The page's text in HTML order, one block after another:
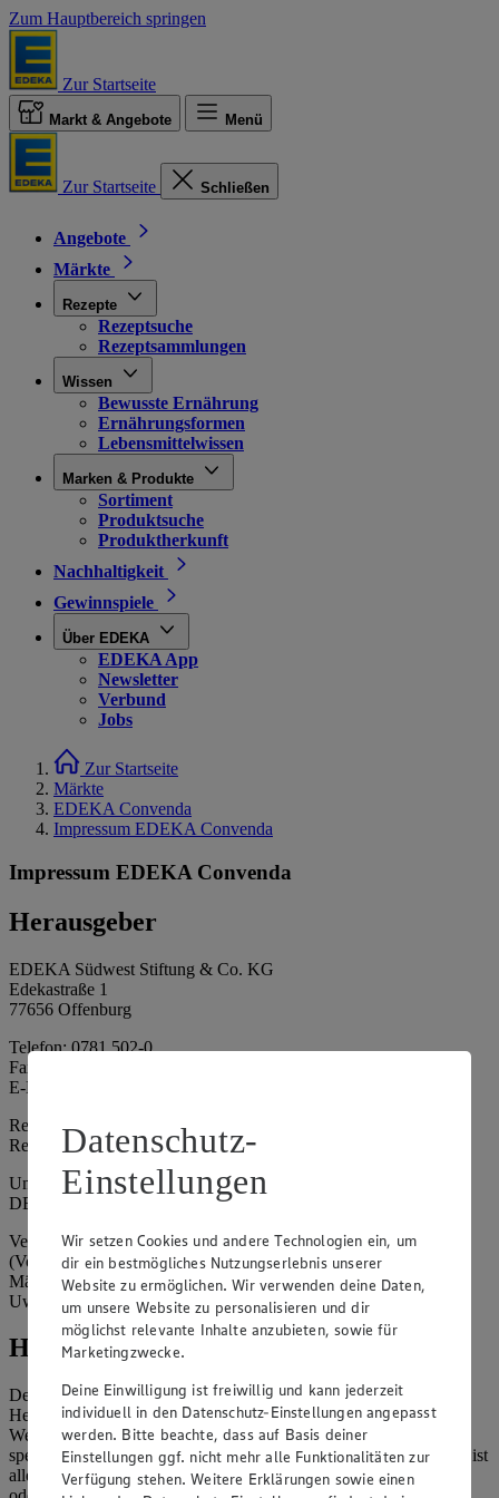
Zum Hauptbereich springen
Zur Startseite
Markt & Angebote Menü
Zur Startseite Schließen
Angebote
Märkte
Rezepte
Rezeptsuche
Rezeptsammlungen
Wissen
Bewusste Ernährung
Ernährungsformen
Lebensmittelwissen
Marken & Produkte
Sortiment
Produktsuche
Produktherkunft
Nachhaltigkeit
Gewinnspiele
Über EDEKA
EDEKA App
Newsletter
Verbund
Jobs
Zur Startseite
Märkte
EDEKA Convenda
Impressum EDEKA Convenda
Impressum EDEKA Convenda
Herausgeber
EDEKA Südwest Stiftung & Co. KG
Edekastraße 1
77656 Offenburg
Telefon: 0781 502-0
Fax: 0781 502-6180
E-Mail: kundenservice@edeka-suedwest.de
Registergericht: Amtsgericht Freiburg i.B.
Registernummer: HRA 707629
Umsatzsteuer-Identifikationsnummer gem. § 27a UStG:
DE815916131
Vertretungsberechtigte: Rainer Huber (Sprecher)
(Vorstandsmitglied), Klaus Fickert (Vorstandsmitglied), Jürgen
Mäder (Vorstandsmitglied), Patrick Mogck (Vorstandsmitglied),
Uwe Kohler
Hinweise
Der Inhalt dieser Website ist urheberrechtlich geschützt. Der
Herausgeber gewährt Ihnen jedoch das Recht, den auf dieser
Website bereitgestellten Text ganz oder ausschnittsweise zu
speichern und zu vervielfältigen. Aus Gründen des Urheberrechts ist
allerdings die Speicherung und Vervielfältigung von Bildmaterial
Datenschutz-
Einstellungen
Wir setzen Cookies und andere Technologien ein, um
dir ein bestmögliches Nutzungserlebnis unserer
Website zu ermöglichen. Wir verwenden deine Daten,
um unsere Website zu personalisieren und dir
möglichst relevante Inhalte anzubieten, sowie für
Marketingzwecke.
Deine Einwilligung ist freiwillig und kann jederzeit
individuell in den Datenschutz-Einstellungen angepasst
werden. Bitte beachte, dass auf Basis deiner
Einstellungen ggf. nicht mehr alle Funktionalitäten zur
Verfügung stehen. Weitere Erklärungen sowie einen